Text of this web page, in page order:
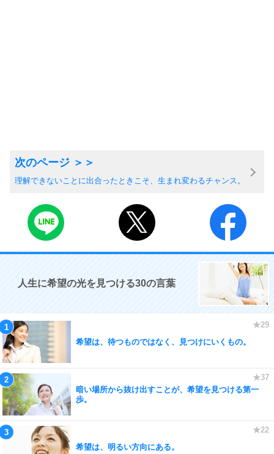
理解できないことに出合ったときこそ、生まれ変わるチャンス。
人生に希望の光を見つける30の言葉
希望は、待つものではなく、見つけにいくもの。
暗い場所から抜け出すことが、希望を見つける第一
歩。
希望は、明るい方向にある。